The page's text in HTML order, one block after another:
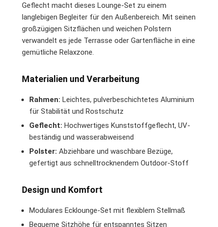
Geflecht macht dieses Lounge-Set zu einem
langlebigen Begleiter für den Außenbereich. Mit seinen
großzügigen Sitzflächen und weichen Polstern
verwandelt es jede Terrasse oder Gartenfläche in eine
gemütliche Relaxzone.
Materialien und Verarbeitung
Rahmen: Leichtes, pulverbeschichtetes Aluminium
für Stabilität und Rostschutz
Geflecht: Hochwertiges Kunststoffgeflecht, UV-
beständig und wasserabweisend
Polster: Abziehbare und waschbare Bezüge,
gefertigt aus schnelltrocknendem Outdoor-Stoff
Design und Komfort
Modulares Ecklounge-Set mit flexiblem Stellmaß
Bequeme Sitzhöhe für entspanntes Sitzen